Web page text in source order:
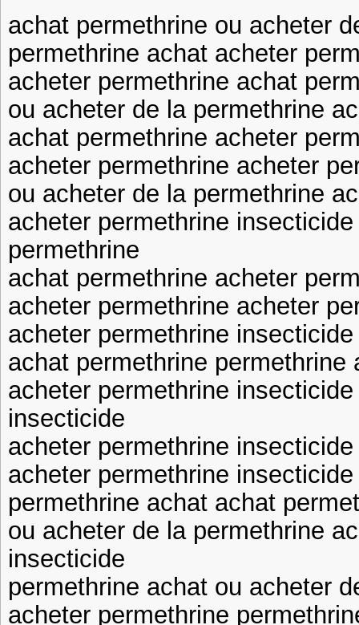
achat permethrine ou acheter
permethrine achat acheter
acheter permethrine achat
ou acheter de la permethrine
achat permethrine acheter
acheter permethrine acheter
ou acheter de la permethrine
acheter permethrine
permethrine
achat permethrine acheter
acheter permethrine acheter
acheter permethrine
achat permethrine permethrine
acheter permethrine
insecticide
acheter permethrine
acheter permethrine
permethrine achat achat
ou acheter de la permethrine
insecticide
permethrine achat ou acheter
acheter permethrine